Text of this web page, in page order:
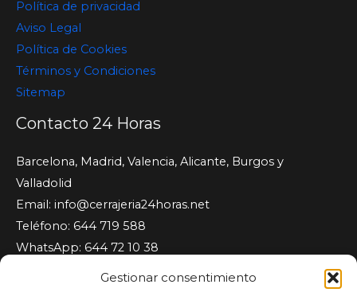
Gestionar consentimiento
Política de privacidad
Aviso Legal
Política de Cookies
Términos y Condiciones
Sitemap
Contacto 24 Horas
Barcelona, Madrid, Valencia, Alicante, Burgos y
Valladolid
Email: info@cerrajeria24horas.net
Teléfono: 644 719 588
WhatsApp: 644 72 10 38
Cerrajeria24horas.net